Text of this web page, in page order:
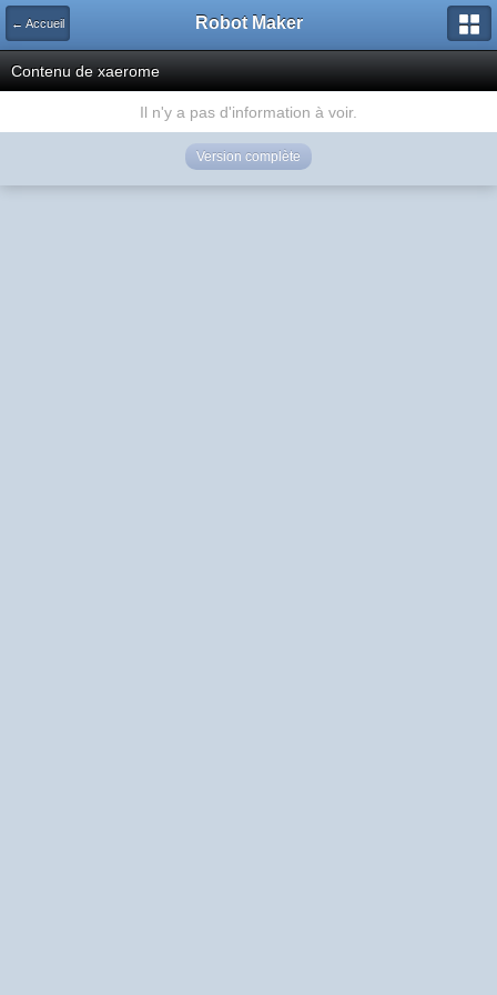
← Accueil Robot Maker
Contenu de xaerome
Il n'y a pas d'information à voir.
Version complète